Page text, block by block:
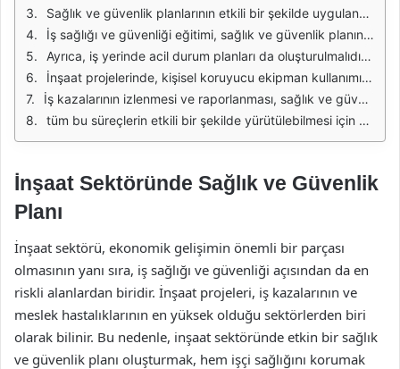
Sağlık ve güvenlik planlarının etkili bir şekilde uygulanabilmesi için öncelikle risk değerlendirmesi yapılmalıdır. Bu değerlendirme, iş yerindeki potansiyel tehlikeleri belirleyerek, bunların nasıl önlenebileceğine dair stratejilerin geliştirilmesine olanak tanır. Çalışanlar, bu süreçte aktif bir şekilde yer almalı ve kendi görüşlerini paylaşmalıdır. Böylece, planın etkinliği artırılmış olur.
İş sağlığı ve güvenliği eğitimi, sağlık ve güvenlik planının önemli bir parçasıdır. Tüm çalışanların, iş yerindeki tehlikeleri tanıması ve bu tehlikelerle başa çıkma yöntemlerini öğrenmesi gerekmektedir. Eğitim programları, düzenli olarak güncellenmeli ve yeni işe alınan çalışanlara verilmelidir. Bu sayede, çalışanlar sürekli olarak bilgi sahibi olacak ve güvenlik kültürü gelişecektir.
Ayrıca, iş yerinde acil durum planları da oluşturulmalıdır. Bu planlar, yangın, deprem veya diğer acil durumlar sırasında nasıl hareket edilmesi gerektiğine dair yol gösterir. Çalışanlar, bu tür durumlarda ne yapacaklarını bilmeli ve tatbikatlarla bu bilgileri pekiştirmelidir. Böylece, acil durumlarda panik yapmadan hareket edebilme yeteneği kazandırılır.
İnşaat projelerinde, kişisel koruyucu ekipman kullanımı da sağlık ve güvenlik planlarının bir parçasıdır. Çalışanların, uygun koruyucu ekipmanları kullanmaları sağlanmalıdır. Bu ekipmanlar, kask, gözlük, eldiven ve güvenlik ayakkabılarını içerebilir. İşverenler, bu ekipmanların düzenli olarak kontrol edilmesini ve gerektiğinde yenilenmesini sağlamalıdır.
İş kazalarının izlenmesi ve raporlanması, sağlık ve güvenlik planlarının sürekli iyileştirilmesine katkı sağlar. Her kaza sonrası, olayın nedenleri araştırılmalı ve benzer kazaların tekrar yaşanmaması için gerekli önlemler alınmalıdır. Bu süreç, hem çalışanların hem de işverenlerin güvenliği artırmasına yardımcı olur.
tüm bu süreçlerin etkili bir şekilde yürütülebilmesi için yöneticilerin ve çalışanların işbirliği içinde çalışması gerekmektedir. Sağlık ve güvenlik planlarının başarıyla uygulanması, hem iş yerindeki atmosferi olumlu yönde etkileyecek hem de iş verimliliğini artıracaktır. Bu nedenle, inşaat sektöründe sağlık ve güvenlik her zaman öncelikli bir konu olmalıdır.
İnşaat Sektöründe Sağlık ve Güvenlik
Planı
İnşaat sektörü, ekonomik gelişimin önemli bir parçası
olmasının yanı sıra, iş sağlığı ve güvenliği açısından da en
riskli alanlardan biridir. İnşaat projeleri, iş kazalarının ve
meslek hastalıklarının en yüksek olduğu sektörlerden biri
olarak bilinir. Bu nedenle, inşaat sektöründe etkin bir sağlık
ve güvenlik planı oluşturmak, hem işçi sağlığını korumak